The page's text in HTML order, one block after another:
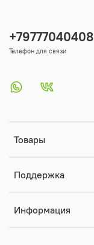
Товары
Поддержка
Информация
+79777040408
Телефон для связи